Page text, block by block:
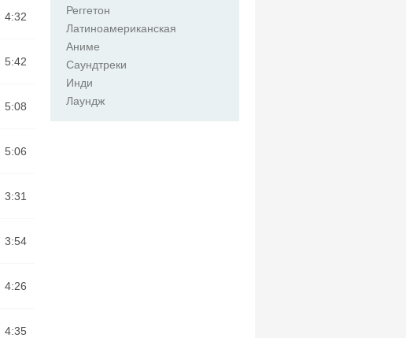
4:32
5:42
5:08
5:06
3:31
3:54
4:26
4:35
Реггетон
Латиноамериканская
Аниме
Саундтреки
Инди
Лаундж